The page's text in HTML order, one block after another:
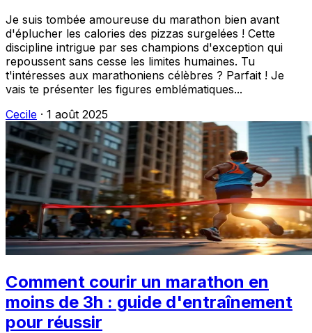
Je suis tombée amoureuse du marathon bien avant
d'éplucher les calories des pizzas surgelées ! Cette
discipline intrigue par ses champions d'exception qui
repoussent sans cesse les limites humaines. Tu
t'intéresses aux marathoniens célèbres ? Parfait ! Je
vais te présenter les figures emblématiques...
Cecile · 1 août 2025
Comment courir un marathon en
moins de 3h : guide d'entraînement
pour réussir